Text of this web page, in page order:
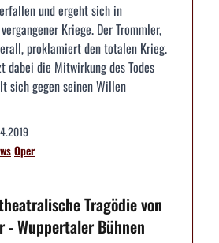
und ergeht sich in
Kriege. Der Trommler,
proklamiert den totalen Krieg.
dabei die Mitwirkung des Todes
sich gegen seinen Willen
Oper
Tragödie von
- Wuppertaler Bühnen